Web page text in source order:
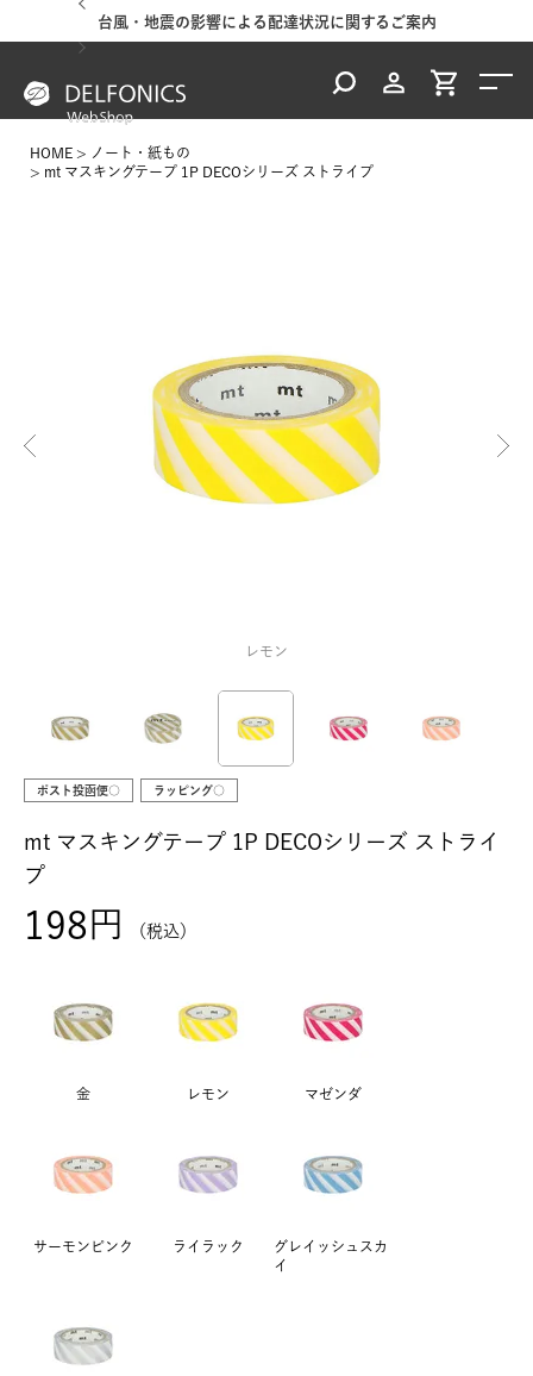
台風・地震の影響による配達状況に関するご案内
HOME
ノート・紙もの
mt マスキングテープ 1P DECOシリーズ ストライプ
レモン
ポスト投函便○ ラッピング○
mt マスキングテープ 1P DECOシリーズ ストライ
プ
198 税込
金 レモン マゼンダ
サーモンピンク ライラック
グレイッシュスカ
イ